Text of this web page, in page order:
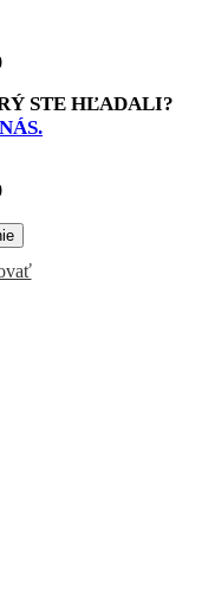
STE HĽADALI?